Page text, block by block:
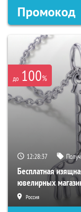
Промокод
до 100%
12:28:36
Бесплатная
ювелирных
Россия